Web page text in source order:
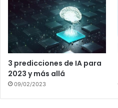
3 predicciones de IA para
2023 y más allá
09/02/2023